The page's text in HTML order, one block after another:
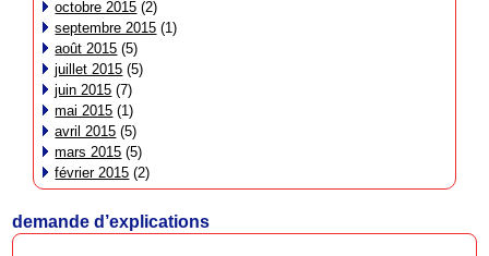
octobre 2015 (2)
septembre 2015 (1)
août 2015 (5)
juillet 2015 (5)
juin 2015 (7)
mai 2015 (1)
avril 2015 (5)
mars 2015 (5)
février 2015 (2)
demande d’explications